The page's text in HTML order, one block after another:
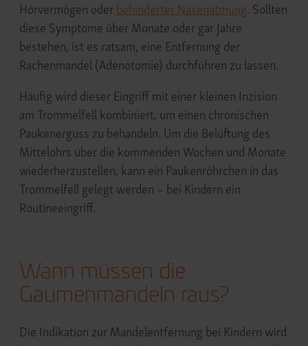
Hörvermögen oder behinderter Nasenatmung. Sollten
diese Symptome über Monate oder gar Jahre
bestehen, ist es ratsam, eine Entfernung der
Rachenmandel (Adenotomie) durchführen zu lassen.
Häufig wird dieser Eingriff mit einer kleinen Inzision
am Trommelfell kombiniert, um einen chronischen
Paukenerguss zu behandeln. Um die Belüftung des
Mittelohrs über die kommenden Wochen und Monate
wiederherzustellen, kann ein Paukenröhrchen in das
Trommelfell gelegt werden – bei Kindern ein
Routineeingriff.
Wann müssen die
Gaumenmandeln raus?
Die Indikation zur Mandelentfernung bei Kindern wird